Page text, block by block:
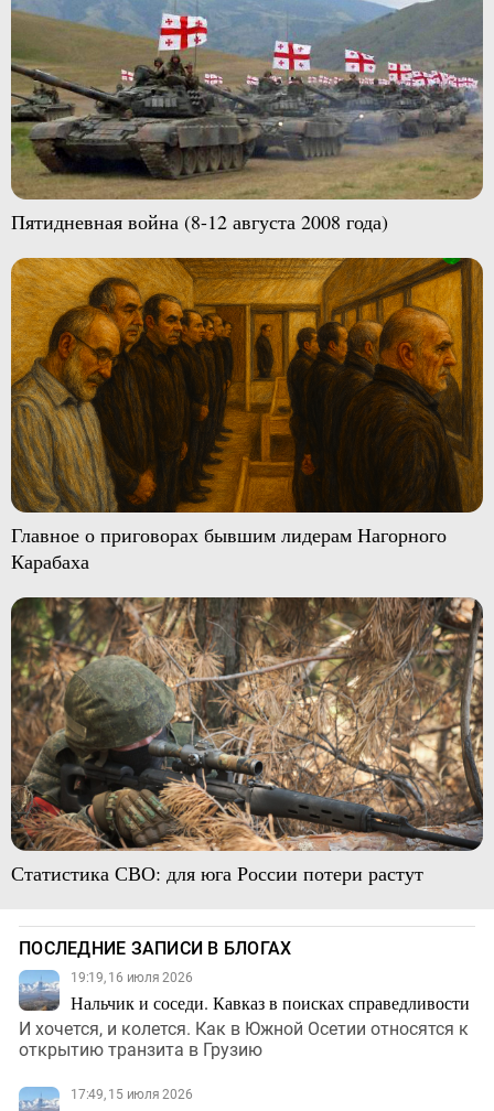
Пятидневная война (8-12 августа 2008 года)
Главное о приговорах бывшим лидерам Нагорного
Карабаха
Статистика СВО: для юга России потери растут
ПОСЛЕДНИЕ ЗАПИСИ В БЛОГАХ
19:19, 16 июля 2026
Нальчик и соседи. Кавказ в поисках справедливости
И хочется, и колется. Как в Южной Осетии относятся к
открытию транзита в Грузию
17:49, 15 июля 2026